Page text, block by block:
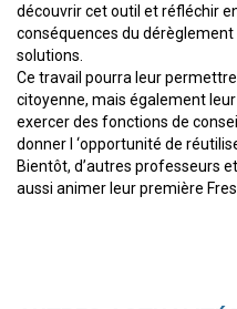
découvrir cet outil et réfléchir
conséquences du
solutions.
Ce travail pourra leur
citoyenne, mais également
exercer des fonctions de
donner l ‘opportunité de
Bientôt, d’autres professeurs
aussi animer leur première